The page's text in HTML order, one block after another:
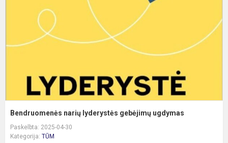
Bendruomenės narių lyderystės gebėjimų ugdymas
Paskelbta: 2025-04-30
Kategorija: TŪM